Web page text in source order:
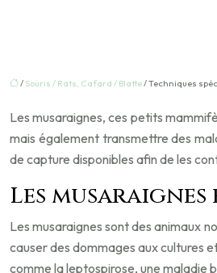
/ Souris / Rats, Cafard / Blatte/ Techniques
Les musaraignes, ces petits
mais également transmettre des
de capture disponibles afin de les
Les
Les musaraignes sont des animaux
causer des dommages aux cultures
comme la leptospirose, une maladie